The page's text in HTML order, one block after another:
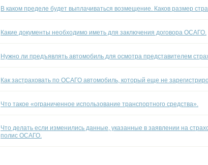
В каком пределе будет выплачиваться возмещение. Каков размер
Какие документы необходимо иметь для заключения договора ОСАГО.
Нужно ли предъявлять автомобиль для осмотра представителем
Как застраховать по ОСАГО автомобиль, который еще не
Что такое «ограниченное использование транспортного средства».
Что делать если изменились данные, указанные в заявлении на
полис ОСАГО.